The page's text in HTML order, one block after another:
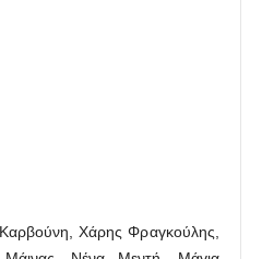
Χάρης Φραγκούλης,